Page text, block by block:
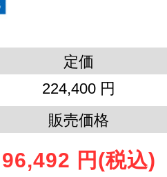
定価
224,400 円
販売価格
96,492 円 (税込)